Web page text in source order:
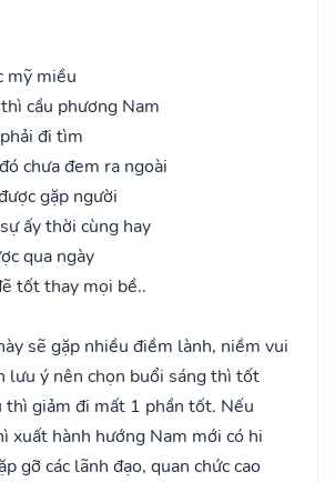
mỹ miều
cầu phương Nam
đi tìm
chưa đem ra ngoài
gặp người
ấy thời cùng hay
qua ngày
tốt thay mọi bề..
sẽ gặp nhiều điềm lành, niềm vui
lưu ý nên chọn buổi sáng thì tốt
thì giảm đi mất 1 phần tốt. Nếu
xuất hành hướng Nam mới có hi
gỡ các lãnh đạo, quan chức cao